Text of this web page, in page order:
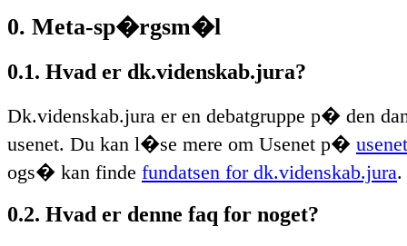
0. Meta-sp�rgsm�l
0.1. Hvad er dk.videnskab.jura?
Dk.videnskab.jura er en debatgruppe p� den
usenet. Du kan l�se mere om Usenet p�
ogs� kan finde fundatsen for dk.videnskab.jura.
0.2. Hvad er denne faq for noget?